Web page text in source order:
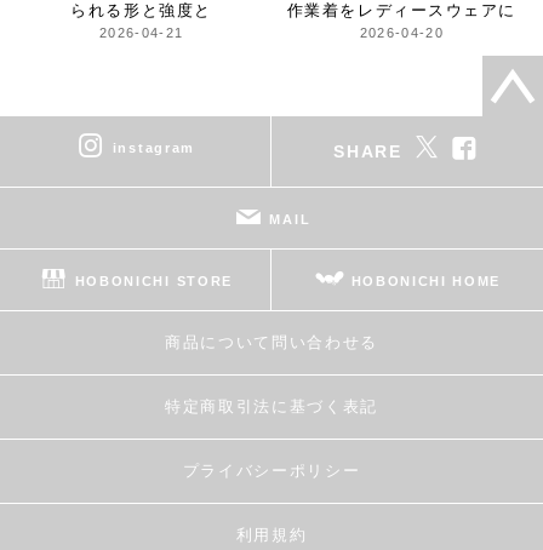
られる形と強度と
2026-04-21
作業着をレディースウェアに
2026-04-20
instagram SHARE
MAIL
HOBONICHI STORE HOBONICHI HOME
商品について問い合わせる
特定商取引法に基づく表記
プライバシーポリシー
利用規約